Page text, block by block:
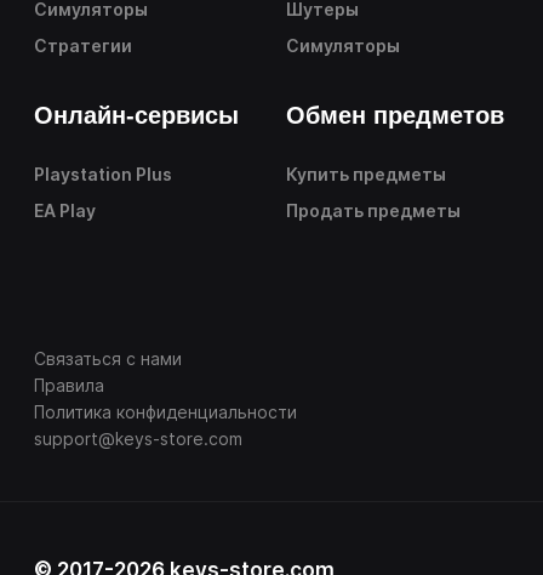
Симуляторы
Стратегии
Шутеры
Симуляторы
Онлайн-сервисы
Playstation Plus
EA Play
Обмен предметов
Купить предметы
Продать предметы
Связаться с нами
Правила
Политика конфиденциальности
support@keys-store.com